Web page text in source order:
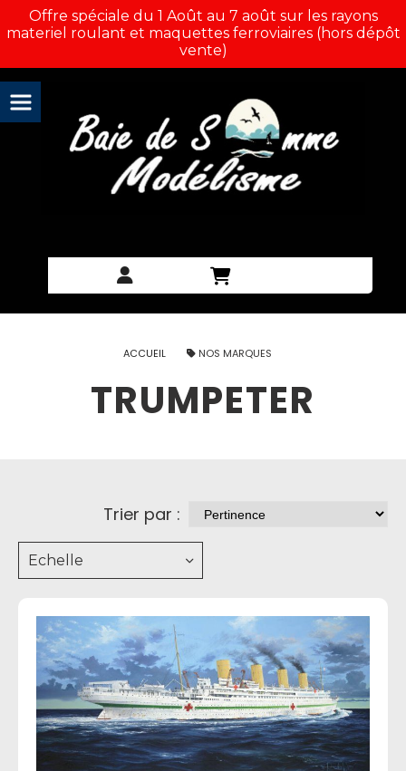
Offre spéciale du 1 Août au 7 août sur les rayons
materiel roulant et maquettes ferroviaires (hors dépôt
vente)
ACCUEIL NOS MARQUES
TRUMPETER
Trier par :
Echelle
Panneau de gestion des cookies